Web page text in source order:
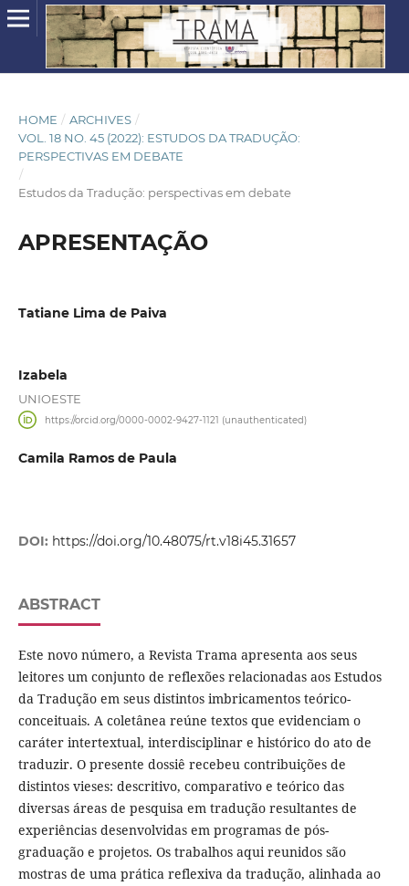
HOME / ARCHIVES /
VOL. 18 NO. 45 (2022): ESTUDOS DA TRADUÇÃO:
PERSPECTIVAS EM DEBATE
/
Estudos da Tradução: perspectivas em debate
APRESENTAÇÃO
Tatiane Lima de Paiva
Izabela
UNIOESTE
https://orcid.org/0000-0002-9427-1121 (unauthenticated)
Camila Ramos de Paula
DOI: https://doi.org/10.48075/rt.v18i45.31657
ABSTRACT
Este novo número, a Revista Trama apresenta aos seus
leitores um conjunto de reflexões relacionadas aos Estudos
da Tradução em seus distintos imbricamentos teórico-
conceituais. A coletânea reúne textos que evidenciam o
caráter intertextual, interdisciplinar e histórico do ato de
traduzir. O presente dossiê recebeu contribuições de
distintos vieses: descritivo, comparativo e teórico das
diversas áreas de pesquisa em tradução resultantes de
experiências desenvolvidas em programas de pós-
graduação e projetos. Os trabalhos aqui reunidos são
mostras de uma prática reflexiva da tradução, alinhada ao